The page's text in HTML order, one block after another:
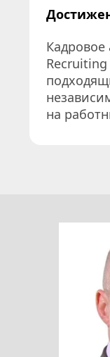
Кадровое
на